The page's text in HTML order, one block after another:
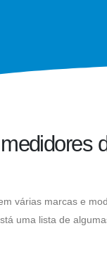
várias marcas e
uma lista de